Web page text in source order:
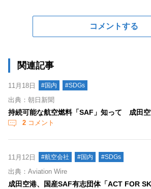
コメントする
関連記事
11月18日 #国内 #SDGs
出典：朝日新聞
持続可能な航空燃料「SAF」知って 成田
2 コメント
11月12日 #航空会社 #国内 #SDGs
出典：Aviation Wire
成田空港、国産SAF有志団体「ACT FOR